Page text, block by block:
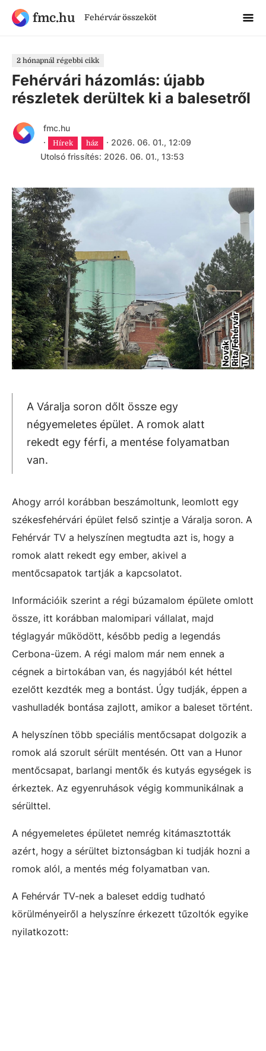
fmc.hu Fehérvár összeköt
2 hónapnál régebbi cikk
Fehérvári házomlás: újabb
részletek derültek ki a balesetről
fmc.hu
·
Hírek ház · 2026. 06. 01., 12:09
Utolsó frissítés: 2026. 06. 01., 13:53
N o
v
á
k
R
i t
a
/
F
e
h
é
r
v
ár
T V
A Váralja soron dőlt össze egy
négyemeletes épület. A romok alatt
rekedt egy férfi, a mentése folyamatban
van.
Ahogy arról korábban beszámoltunk, leomlott egy
székesfehérvári épület felső szintje a Váralja soron. A
Fehérvár TV a helyszínen megtudta azt is, hogy a
romok alatt rekedt egy ember, akivel a
mentőcsapatok tartják a kapcsolatot.
Információik szerint a régi búzamalom épülete omlott
össze, itt korábban malomipari vállalat, majd
téglagyár működött, később pedig a legendás
Cerbona-üzem. A régi malom már nem ennek a
cégnek a birtokában van, és nagyjából két héttel
ezelőtt kezdték meg a bontást. Úgy tudják, éppen a
vashulladék bontása zajlott, amikor a baleset történt.
A helyszínen több speciális mentőcsapat dolgozik a
romok alá szorult sérült mentésén. Ott van a Hunor
mentőcsapat, barlangi mentők és kutyás egységek is
érkeztek. Az egyenruhások végig kommunikálnak a
sérülttel.
A négyemeletes épületet nemrég kitámasztották
azért, hogy a sérültet biztonságban ki tudják hozni a
romok alól, a mentés még folyamatban van.
A Fehérvár TV-nek a baleset eddig tudható
körülményeiről a helyszínre érkezett tűzoltók egyike
nyilatkozott: